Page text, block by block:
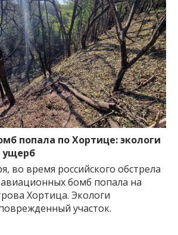
попала по Хортице: экологи
ущерб
во время российского обстрела
бомб попала на
Хортица. Экологи
участок.